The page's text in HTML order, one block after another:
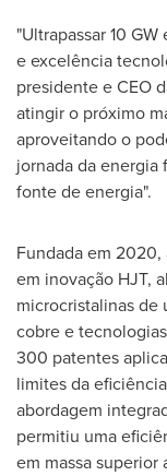
"Ultrapassar 10
e excelência
presidente e CEO
atingir o próximo
aproveitando o
jornada da energia
fonte de energia".
Fundada em
em inovação HJT,
microcristalinas de
cobre e
300 patentes
limites da
abordagem
permitiu uma
em massa superior